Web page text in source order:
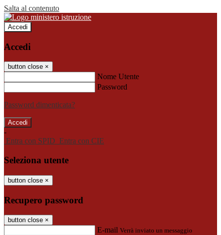
Salta al contenuto
Accedi
Accedi
button close ×
Nome Utente
Password
Password dimenticata?
-
Entra con SPID Entra con CIE
Seleziona utente
button close ×
Recupero password
button close ×
E-mail Verrà inviato un messaggio